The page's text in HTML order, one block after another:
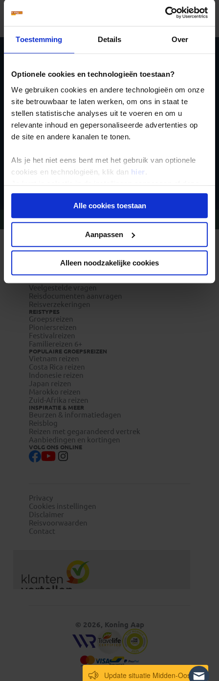
Toestemming Details Over
Optionele cookies en technologieën toestaan?
We gebruiken cookies en andere technologieën om onze
site betrouwbaar te laten werken, om ons in staat te
stellen statistische analyses uit te voeren en om u
relevante inhoud en gepersonaliseerde advertenties op
de site en andere kanalen te tonen.
Als je het niet eens bent met het gebruik van optionele
cookies en technologieën, klik dan hier .
Je kunt je selectie in de instellingen aanpassen of deze
onder aan de pagina op elk gewenst moment voor de
toekomst wijzigen.Alle cookies toestaan
Aanpassen
Alleen noodzakelijke cookies
Belgen kunnen hun bankpas in Oezbekistan standaard
onbeperkt gebruiken. Belgische banken rekenen
Oezbekistan bij Europa.
Ja, ik meld me aan
voor de wekelijkse
nieuwsbrief
Inschrijven
Vragen?Bel 09-234 13 11
REIZEN MET KONING AAP
Waarom Koning Aap?
Bestemmingen
Veelgestelde vragen
Reisdocumenten aanvragen
Reisverzekeringen
REISTYPES
Groepsreizen
Pioniersreizen
Festivalreizen
Familiereizen 6+
POPULAIRE GROEPSREIZEN
Vietnam reizen
Costa Rica reizen
Indonesie reizen
Japan reizen
Marokko reizen
Zuid-Afrika reizen
INSPIRATIE & MEER
Beurzen & informatiedagen
Reisblog
Reizen met gegarandeerd vertrek
Aanbiedingen en kortingen
VOLG ONS ONLINE
Privacy
Cookies instellingen
Disclaimer
Reisvoorwaarden
Contact
© 2026, Koning Aap
Update situatie Midden-Oosten